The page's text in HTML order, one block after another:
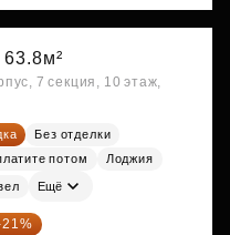
63.8м²
7 секция, 10 этаж,
Без отделки
потом
Лоджия
Ещё
21%